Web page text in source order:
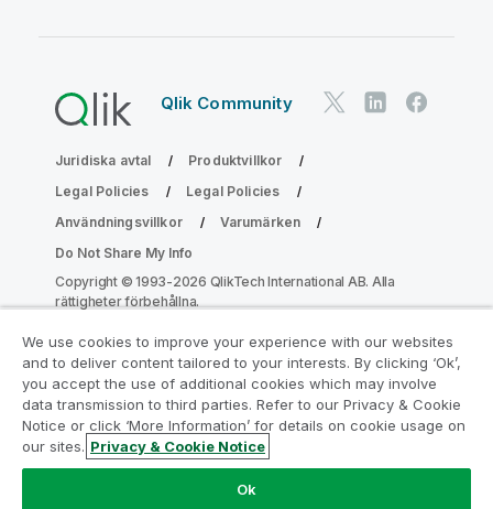
Qlik Community
Juridiska avtal
Produktvillkor
Legal Policies
Legal Policies
Användningsvillkor
Varumärken
Do Not Share My Info
Copyright © 1993-2026 QlikTech International AB. Alla
rättigheter förbehållna.
Gå med i programmet Analytics
Modernization
Modernisera utan att kompromissa med dina värdefulla
We use cookies to improve your experience with our websites
and to deliver content tailored to your interests. By clicking ‘Ok’,
you accept the use of additional cookies which may involve
data transmission to third parties. Refer to our Privacy & Cookie
Notice or click ‘More Information’ for details on cookie usage on
our sites. Privacy & Cookie Notice
Ok